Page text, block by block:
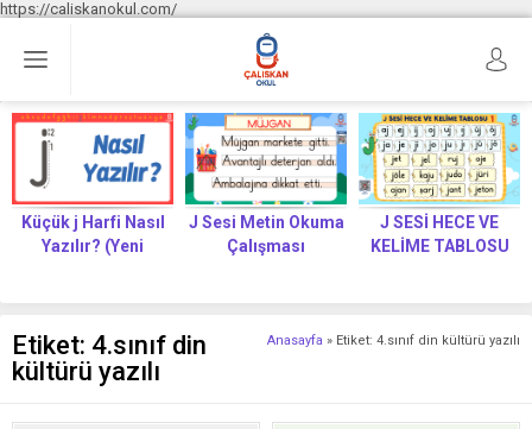
https://caliskanokul.com/
Küçük j Harfi Nasıl
Yazılır? (Yeni
J Sesi Metin Okuma
Çalışması
J SESİ HECE VE
KELİME TABLOSU
Anasayfa » Etiket: 4.sınıf din kültürü yazılı
Etiket: 4.sınıf din
kültürü yazılı